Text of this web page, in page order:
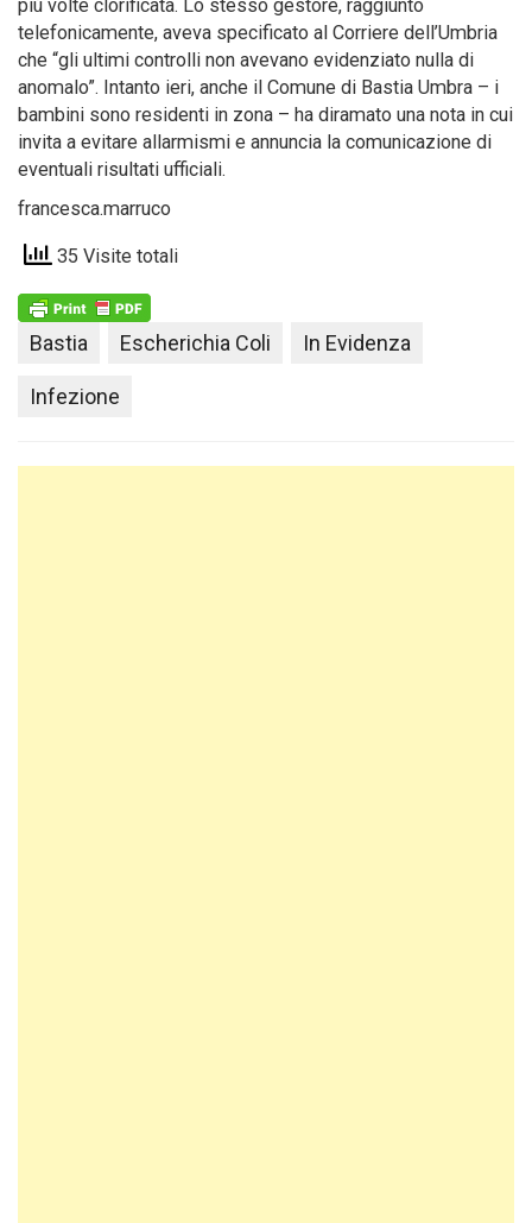
più volte clorificata. Lo stesso gestore, raggiunto
telefonicamente, aveva specificato al Corriere dell’Umbria
che “gli ultimi controlli non avevano evidenziato nulla di
anomalo”. Intanto ieri, anche il Comune di Bastia Umbra – i
bambini sono residenti in zona – ha diramato una nota in cui
invita a evitare allarmismi e annuncia la comunicazione di
eventuali risultati ufficiali.
francesca.marruco
35 Visite totali
Bastia Escherichia Coli In Evidenza
Infezione